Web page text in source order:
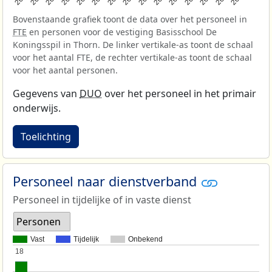
Bovenstaande grafiek toont de data over het personeel in
FTE en personen voor de vestiging Basisschool De
Koningsspil in Thorn. De linker vertikale-as toont de schaal
voor het aantal FTE, de rechter vertikale-as toont de schaal
voor het aantal personen.
Gegevens van DUO over het personeel in het primair
onderwijs.
Toelichting
Personeel naar dienstverband
Personeel in tijdelijke of in vaste dienst
Personen
Vast Tijdelijk Onbekend
18
18